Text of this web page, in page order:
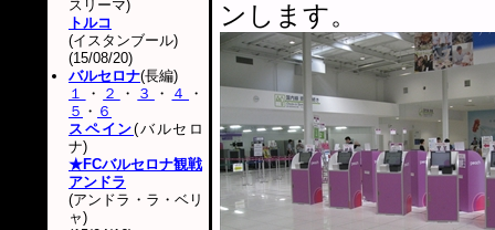
ンします。
スリーマ)
トルコ
(イスタンブール)
(15/08/20)
バルセロナ(長編)
１
・ ２ ・ ３ ・ ４
・
５ ・ ６
スペイン(バルセロ
ナ)
★FCバルセロナ観戦
アンドラ
(アンドラ・ラ・ベリ
ャ)